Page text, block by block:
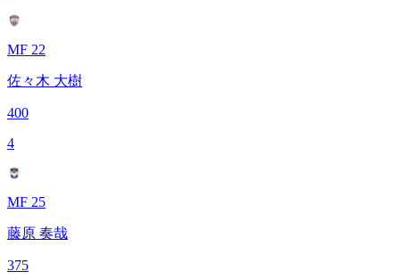
MF 22
佐々木 大樹
400
4
MF 25
藤原 奏哉
375